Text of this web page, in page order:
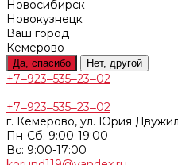
Новосибирск
Новокузнецк
Ваш город
Кемерово
Да, спасибо Нет, другой
+7‒923‒535‒23‒02
+7‒923‒535‒23‒02
г. Кемерово, ул. Юрия
Пн-Сб: 9:00-19:00
Вс: 9:00-17:00